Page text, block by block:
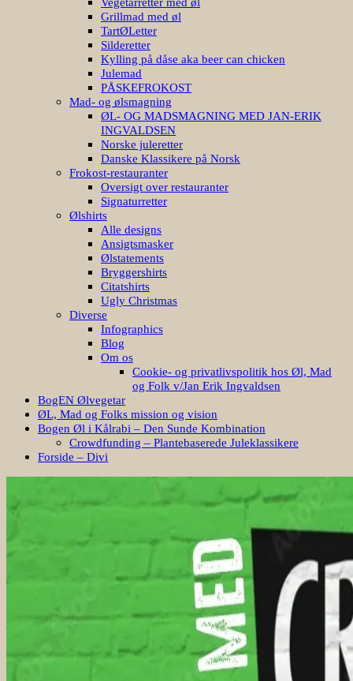
Grillmad med øl
TartØLetter
Silderetter
Kylling på dåse aka beer can chicken
Julemad
PÅSKEFROKOST
Mad- og ølsmagning
ØL- OG MADSMAGNING MED JAN-ERIK
INGVALDSEN
Norske juleretter
Danske Klassikere på Norsk
Frokost-restauranter
Oversigt over restauranter
Signaturretter
Ølshirts
Alle designs
Ansigtsmasker
Ølstatements
Bryggershirts
Citatshirts
Ugly Christmas
Diverse
Infographics
Blog
Om os
Cookie- og privatlivspolitik hos Øl, Mad
og Folk v/Jan Erik Ingvaldsen
BogEN Ølvegetar
ØL, Mad og Folks mission og vision
Bogen Øl i Kålrabi – Den Sunde Kombination
Crowdfunding – Plantebaserede Juleklassikere
Forside – Divi